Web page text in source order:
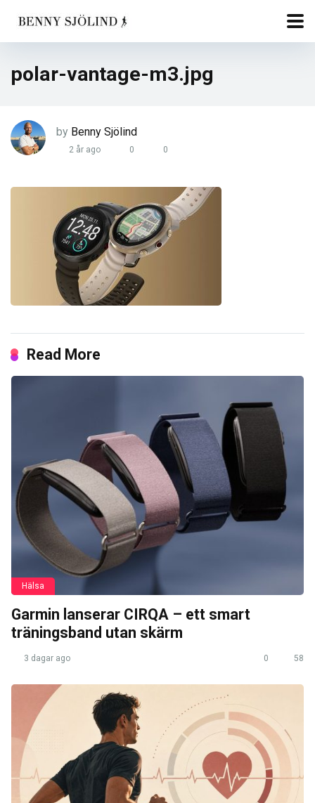
polar-vantage-m3.jpg
by Benny Sjölind
2 år ago 0 0
Read More
Hälsa
Garmin lanserar CIRQA – ett smart
träningsband utan skärm
3 dagar ago 0 58